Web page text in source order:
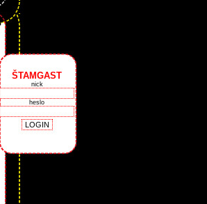
ŠTAMGAST
nick
heslo